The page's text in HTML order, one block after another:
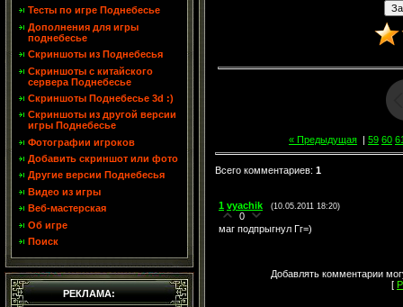
Тесты по игре Поднебесье
Дополнения для игры
поднебесье
Скриншоты из Поднебесья
Скриншоты с китайского
сервера Поднебесье
Скриншоты Поднебесье 3d :)
Скриншоты из другой версии
игры Поднебесье
Фотографии игроков
Добавить скриншот или фото
Другие версии Поднебесья
Видео из игры
Веб-мастерская
Об игре
Поиск
РЕКЛАМА:
« Предыдущая | 59 60
Всего комментариев: 1
1 vyachik (10.05.2011 18:20)
0
маг подпрыгнул Гг=)
Добавлять комментарии
[